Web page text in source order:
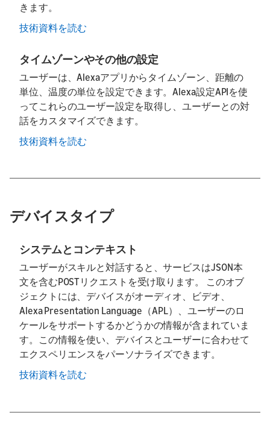
きます。
技術資料を読む
タイムゾーンやその他の設定
ユーザーは、Alexaアプリからタイムゾーン、距離の
単位、温度の単位を設定できます。Alexa設定APIを使
ってこれらのユーザー設定を取得し、ユーザーとの対
話をカスタマイズできます。
技術資料を読む
デバイスタイプ
システムとコンテキスト
ユーザーがスキルと対話すると、サービスはJSON本
文を含むPOSTリクエストを受け取ります。 このオブ
ジェクトには、デバイスがオーディオ、ビデオ、
Alexa Presentation Language（APL）、ユーザーのロ
ケールをサポートするかどうかの情報が含まれていま
す。この情報を使い、デバイスとユーザーに合わせて
エクスペリエンスをパーソナライズできます。
技術資料を読む